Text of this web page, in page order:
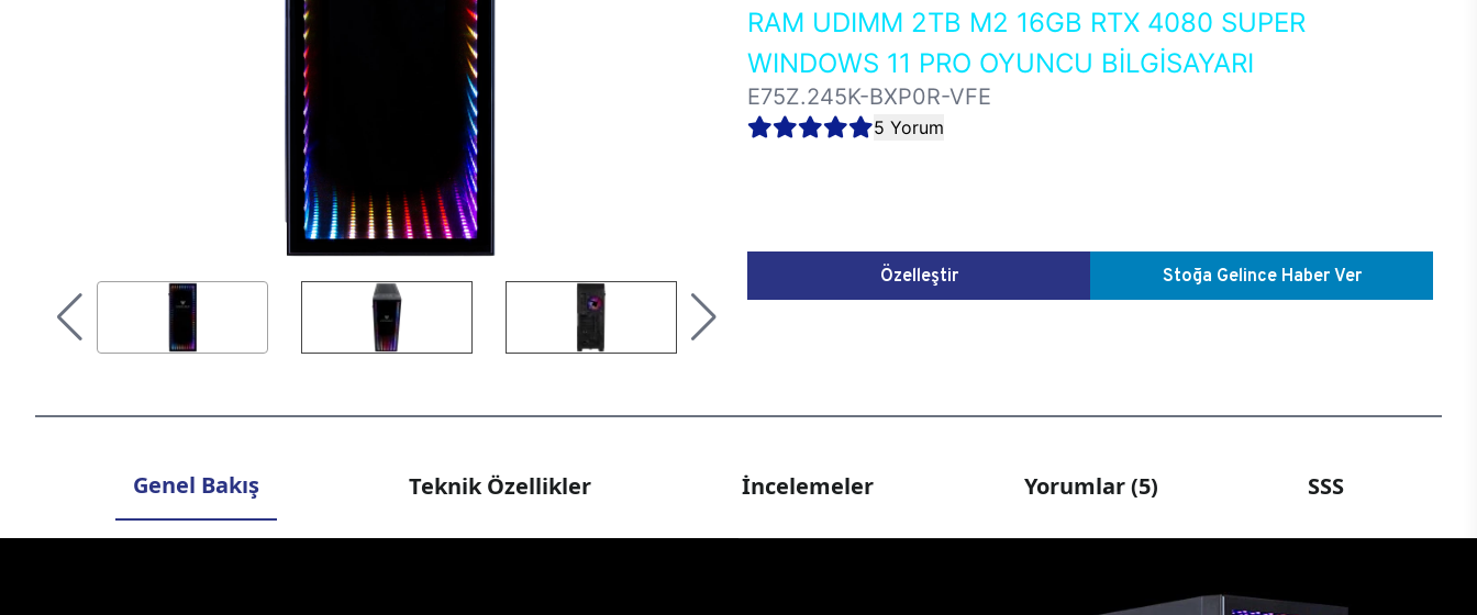
RAM UDIMM 2TB M2 16GB RTX 4080 SUPER
WINDOWS 11 PRO OYUNCU BİLGİSAYARI
E75Z.245K-BXP0R-VFE
5 Yorum
Özelleştir Stoğa Gelince Haber Ver
Genel Bakış Teknik Özellikler İncelemeler Yorumlar (5) SSS